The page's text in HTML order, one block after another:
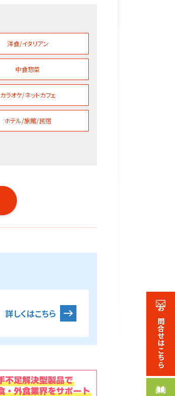
お問合せ
はこちら
洋食/イタリアン
中食惣菜
カラオケ/ネットカフェ
ホテル/旅館/民宿
詳しくはこちら